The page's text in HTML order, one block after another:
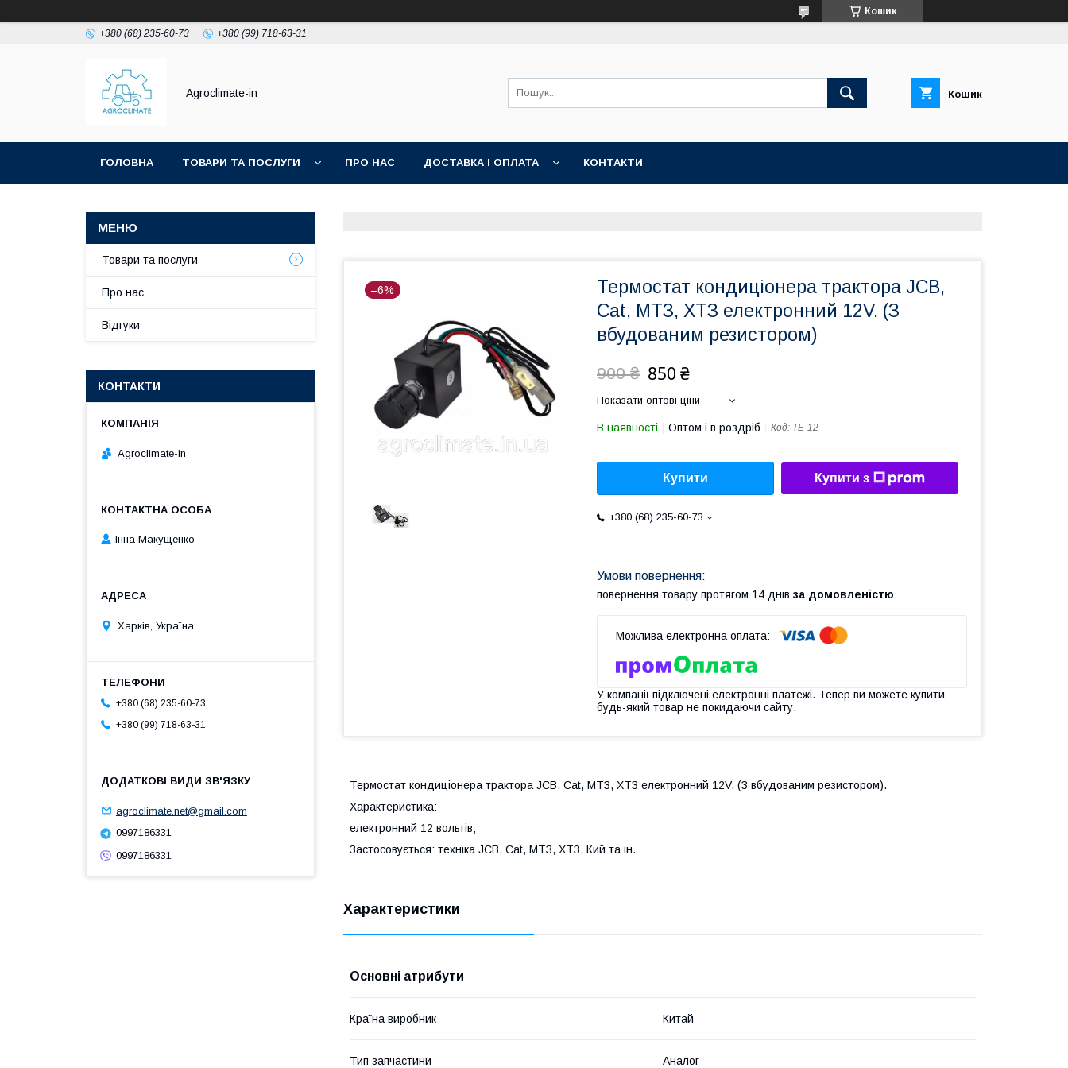
Кошик
+380 (68) 235-60-73 +380 (99) 718-63-31
Agroclimate-in Кошик
ГОЛОВНА ТОВАРИ ТА ПОСЛУГИ ПРО НАС ДОСТАВКА І ОПЛАТА КОНТАКТИ
–6%
Термостат кондиціонера трактора JCB,
Cat, МТЗ, ХТЗ електронний 12V. (З
вбудованим резистором)
900 ₴ 850 ₴
Показати оптові ціни
В наявності Оптом і в роздріб Код: TE-12
Купити Купити з
+380 (68) 235-60-73
повернення товару протягом 14 днів за домовленістю
У компанії підключені електронні платежі. Тепер ви можете купити
будь-який товар не покидаючи сайту.
Термостат кондиціонера трактора JCB, Cat, МТЗ, ХТЗ електронний 12V. (З вбудованим резистором).
Характеристика:
електронний 12 вольтів;
Застосовується: техніка JCB, Cat, МТЗ, ХТЗ, Кий та ін.
Характеристики
Основні атрибути
Країна виробник Китай
Тип запчастини Аналог
Товари та послуги
Про нас
Відгуки
КОНТАКТИ
Agroclimate-in
Інна Макущенко
Харків, Україна
+380 (68) 235-60-73
+380 (99) 718-63-31
agroclimate.net@gmail.com
0997186331
0997186331